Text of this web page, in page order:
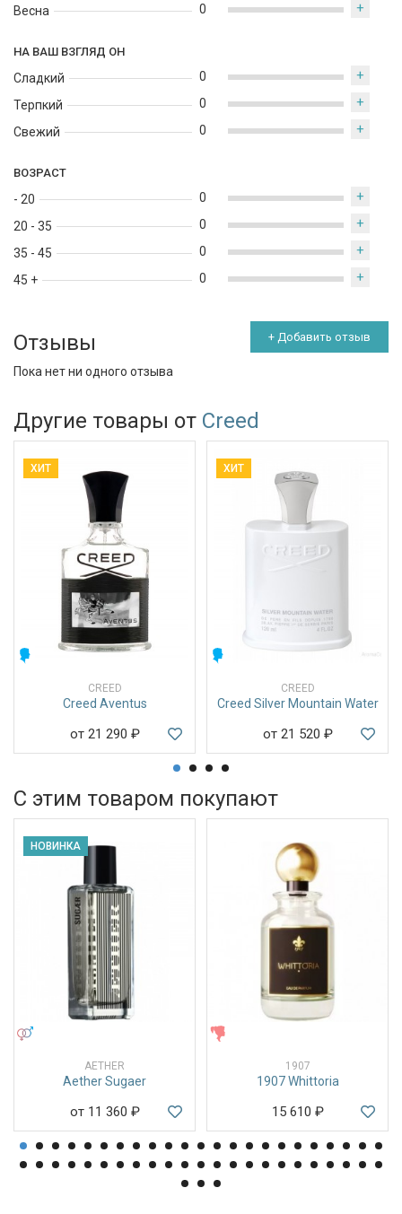
Весна 0 +
НА ВАШ ВЗГЛЯД ОН
Сладкий
Терпкий
Свежий
0 +
0 +
0 +
ВОЗРАСТ
- 20
20 - 35
35 - 45
45 +
0 +
0 +
0 +
0 +
Отзывы + Добавить отзыв
Пока нет ни одного отзыва
Другие товары от Creed
ХИТ
МУЖСКИЕ
CREED
Creed Aventus
от 21 290 ₽
ХИТ
CREED
Creed Silver Mountain Water
от 21 520 ₽
С этим товаром покупают
НОВИНКА
AETHER
Aether Sugaer
от 11 360 ₽
1907
1907 Whittoria
15 610 ₽